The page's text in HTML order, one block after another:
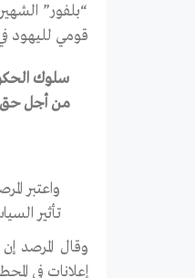
“بلفور”
قومي لليهود
سلوك
من أجل حق أكثر من 11 مليون فلسطيني في العالم اعترفت
واعتبر
تأثير
إعلانات في